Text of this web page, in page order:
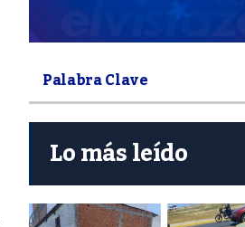
Lo más leído